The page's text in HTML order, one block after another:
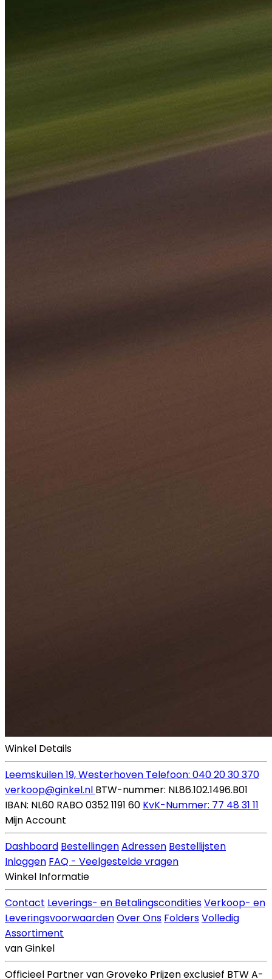
Winkel Details
Leemskuilen 19, Westerhoven Telefoon: 040 20 30 370
verkoop@ginkel.nl BTW-nummer: NL86.102.1496.B01
IBAN: NL60 RABO 0352 1191 60 KvK-Nummer: 77 48 31 11
Mijn Account
Dashboard BestellingenAdressen Bestellijsten
Inloggen FAQ - Veelgestelde vragen
Winkel Informatie
Contact Leverings- en BetalingsconditiesVerkoop- en
LeveringsvoorwaardenOver Ons FoldersVolledig
Assortiment
van Ginkel
Officieel Partner van Groveko Prijzen exclusief BTWA-